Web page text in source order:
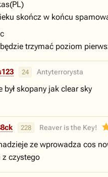
skończ w końcu
trzymać poziom
24 Antyterrorysta
był skopany jak clear sky
228 Reaver is the Key!
ze wprowadza cos
z czystego